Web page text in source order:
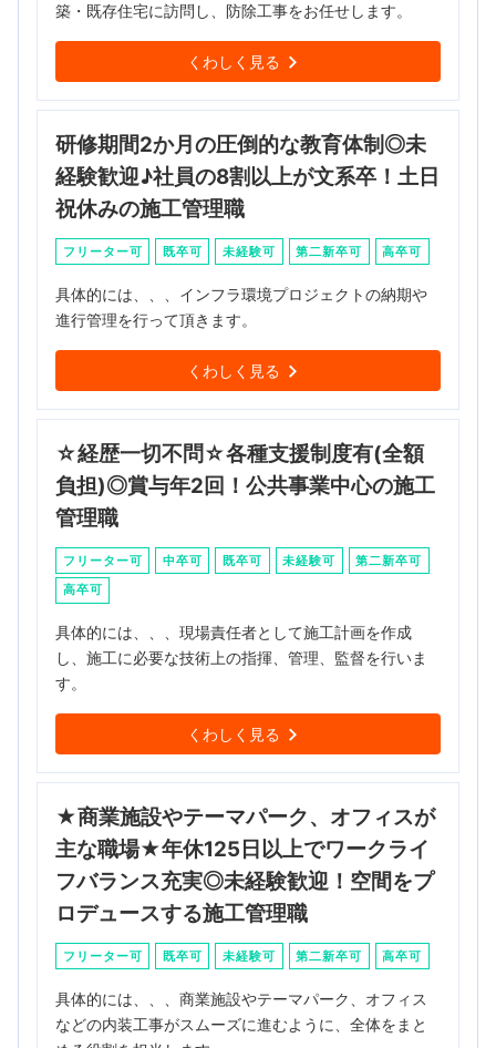
築・既存住宅に訪問し、防除工事をお任せします。
くわしく見る
研修期間2か月の圧倒的な教育体制◎未
経験歓迎♪社員の8割以上が文系卒！土日
祝休みの施工管理職
フリーター可 既卒可 未経験可 第二新卒可 高卒可
具体的には、、、インフラ環境プロジェクトの納期や
進行管理を行って頂きます。
くわしく見る
☆経歴一切不問☆各種支援制度有(全額
負担)◎賞与年2回！公共事業中心の施工
管理職
フリーター可 中卒可 既卒可 未経験可
第二新卒可
高卒可
具体的には、、、現場責任者として施工計画を作成
し、施工に必要な技術上の指揮、管理、監督を行いま
す。
くわしく見る
★商業施設やテーマパーク、オフィスが
主な職場★年休125日以上でワークライ
フバランス充実◎未経験歓迎！空間をプ
ロデュースする施工管理職
フリーター可 既卒可 未経験可 第二新卒可 高卒可
具体的には、、、商業施設やテーマパーク、オフィス
などの内装工事がスムーズに進むように、全体をまと